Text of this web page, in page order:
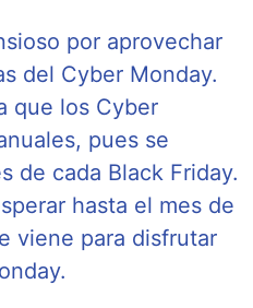
por aprovechar
del Cyber Monday.
que los Cyber
pues se
de cada Black Friday.
hasta el mes de
viene para disfrutar